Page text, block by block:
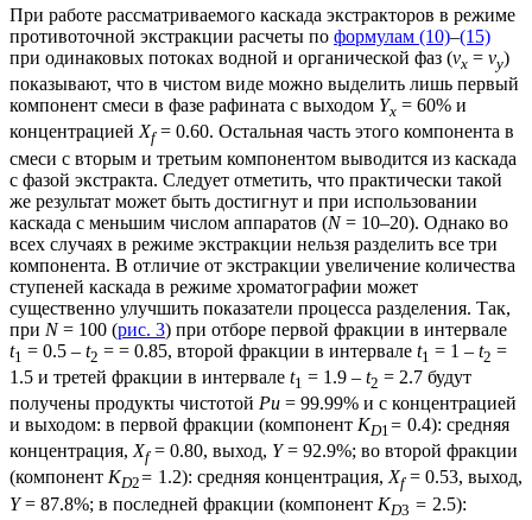
При работе рассматриваемого каскада экстракторов в режиме
противоточной экстракции расчеты по формулам (10)–(15)
при одинаковых потоках водной и органической фаз (vx = vy)
показывают, что в чистом виде можно выделить лишь первый
компонент смеси в фазе рафината с выходом Yx = 60% и
концентрациейXf= 0.60. Остальная часть этого компонента в
смеси с вторым и третьим компонентом выводится из каскада
с фазой экстракта. Следует отметить, что практически такой
же результат может быть достигнут и при использовании
каскада с меньшим числом аппаратов (N= 10–20). Однако во
всех случаях в режиме экстракции нельзя разделить все три
компонента. В отличие от экстракции увеличение количества
ступеней каскада в режиме хроматографии может
существенно улучшить показатели процесса разделения. Так,
при N= 100 (рис. 3) при отборе первой фракции в интервале
t1 = 0.5 – t2 = = 0.85, второй фракции в интервале t1 = 1 – t2 =
1.5 и третей фракции в интервале t1 = 1.9 – t2 = 2.7 будут
получены продукты чистотой Pu = 99.99% и с концентрацией
и выходом: в первой фракции (компонент KD1= 0.4): средняя
концентрация, Xf= 0.80, выход, Y= 92.9%; во второй фракции
(компонент KD2= 1.2): средняя концентрация, Xf= 0.53, выход,
Y= 87.8%; в последней фракции (компонент KD3 = 2.5):